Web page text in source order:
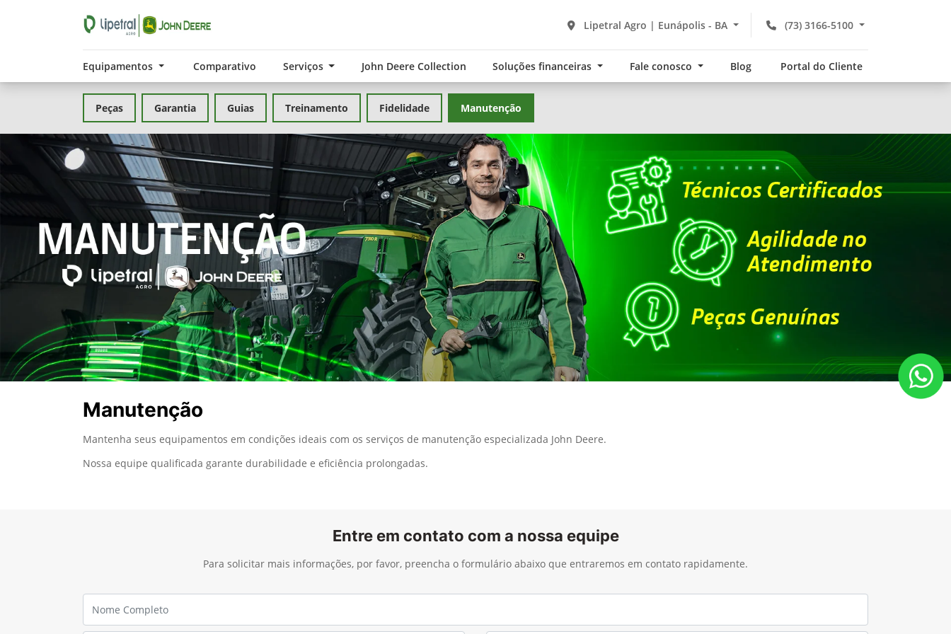
(73) 3166-5100
Lipetral Agro | Eunápolis - BA
Equipamentos Comparativo Serviços John Deere Collection Soluções financeiras Fale conosco Blog Portal do Cliente
Peças Garantia Guias Treinamento Fidelidade Manutenção
Manutenção
Mantenha seus equipamentos em condições ideais com os serviços de manutenção especializada John Deere.
Nossa equipe qualificada garante durabilidade e eficiência prolongadas.
Entre em contato com a nossa equipe
Para solicitar mais informações, por favor, preencha o formulário abaixo que entraremos em contato rapidamente.